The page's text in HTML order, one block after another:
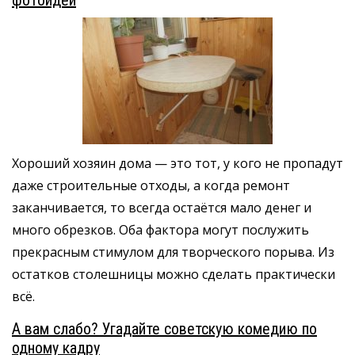
Хороший хозяин дома — это тот, у кого не пропадут
даже строительные отходы, а когда ремонт
заканчивается, то всегда остаётся мало денег и
много обрезков. Оба фактора могут послужить
прекрасным стимулом для творческого порыва. Из
остатков столешницы можно сделать практически
всё.
А вам слабо? Угадайте советскую комедию по
одному кадру